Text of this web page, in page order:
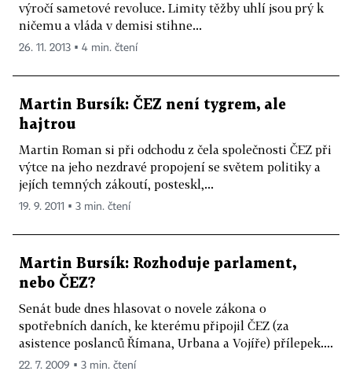
výročí sametové revoluce. Limity těžby uhlí jsou prý k
ničemu a vláda v demisi stihne...
26. 11. 2013 ▪ 4 min. čtení
Martin Bursík: ČEZ není tygrem, ale
hajtrou
Martin Roman si při odchodu z čela společnosti ČEZ při
výtce na jeho nezdravé propojení se světem politiky a
jejích temných zákoutí, posteskl,...
19. 9. 2011 ▪ 3 min. čtení
Martin Bursík: Rozhoduje parlament,
nebo ČEZ?
Senát bude dnes hlasovat o novele zákona o
spotřebních daních, ke kterému připojil ČEZ (za
asistence poslanců Římana, Urbana a Vojíře) přílepek....
22. 7. 2009 ▪ 3 min. čtení